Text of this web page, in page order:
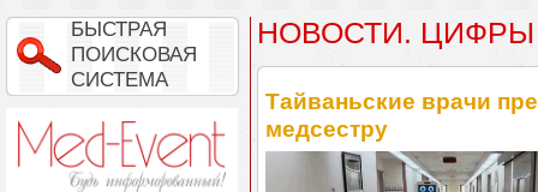
БЫСТРАЯ
ПОИСКОВАЯ
СИСТЕМА
НОВОСТИ.
Тайваньские врачи
медсестру